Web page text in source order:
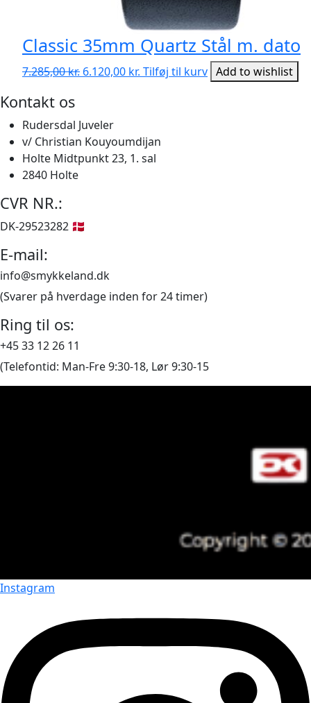
Classic 35mm Quartz Stål m. dato
7.285,00kr. Den
var:
7.285,00 kr..
6.120,00 kr. Den
6.120,00 kr..
Tilføj til kurv Add to wishlist
Kontakt os
Rudersdal Juveler
v/ Christian Kouyoumdijan
Holte Midtpunkt 23, 1. sal
2840 Holte
CVR NR.:
DK-29523282 🇩🇰
E-mail:
info@smykkeland.dk
(Svarer på hverdage inden for 24 timer)
Ring til os:
+45 33 12 26 11
(Telefontid: Man-Fre 9:30-18, Lør 9:30-15
Instagram